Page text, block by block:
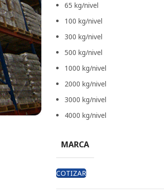
65 kg/nivel
100 kg/nivel
300 kg/nivel
500 kg/nivel
1000 kg/nivel
2000 kg/nivel
3000 kg/nivel
4000 kg/nivel
MARCA
COTIZAR